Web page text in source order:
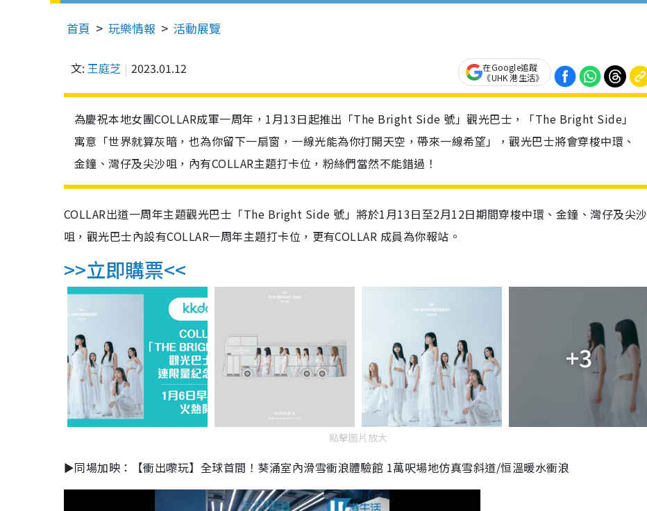
首頁 玩樂情報 活動展覽
文: 王庭芝 2023.01.12
在Google追蹤
《UHK 港生活》
為慶祝本地女團COLLAR成軍一周年，1月13日起推出「The Bright Side 號」觀光巴士，「The Bright Side」
寓意「世界就算灰暗，也為你留下一扇窗，一線光能為你打開天空，帶來一線希望」，觀光巴士將會穿梭中環、
金鐘、灣仔及尖沙咀，內有COLLAR主題打卡位，粉絲們當然不能錯過！
COLLAR出道一周年主題觀光巴士「The Bright Side 號」將於1月13日至2月12日期間穿梭中環、金鐘、灣仔及尖沙
咀，觀光巴士內設有COLLAR一周年主題打卡位，更有COLLAR 成員為你報站。
>>立即購票<<
+3
點擊圖片放大
►同場加映：【衝出嚟玩】全球首間！葵涌室內滑雪衝浪體驗館 1萬呎場地仿真雪斜道/恒溫暖水衝浪